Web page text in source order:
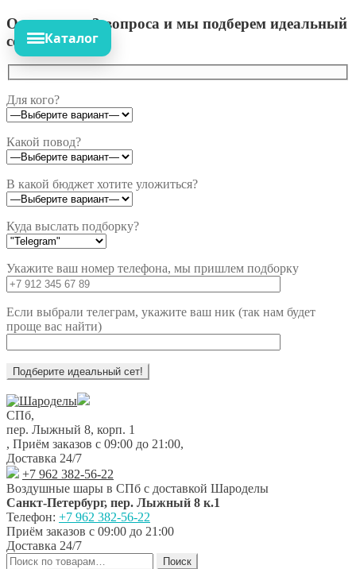
Ответьте на 3 вопроса и мы подберем идеальный
сет!
Для кого?
Какой повод?
В какой бюджет хотите уложиться?
Куда выслать подборку?
Укажите ваш номер телефона, мы пришлем подборку
Если выбрали телеграм, укажите ваш ник (так нам будет
проще вас найти)
Перейти
к
навигации
Перейти
к
содержимому
СПб,
пер. Лыжный 8, корп. 1
, Приём заказов с 09:00 до 21:00,
Доставка 24/7
+7 962 382-56-22
Воздушные шары в СПб с доставкой Шароделы
Санкт-Петербург, пер. Лыжный 8 к.1
Телефон: +7 962 382-56-22
Приём заказов с 09:00 до 21:00
Доставка 24/7
Искать:
Поиск
Каталог